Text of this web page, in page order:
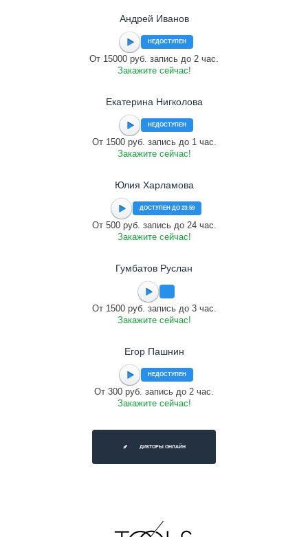
Андрей Иванов
НЕДОСТУПЕН
От 15000 руб. запись до 2 час.
Закажите сейчас!
Екатерина Нигколова
НЕДОСТУПЕН
От 1500 руб. запись до 1 час.
Закажите сейчас!
Юлия Харламова
ДОСТУПЕН ДО 23:59
От 500 руб. запись до 24 час.
Закажите сейчас!
Гумбатов Руслан
От 1500 руб. запись до 3 час.
Закажите сейчас!
Егор Пашнин
НЕДОСТУПЕН
От 300 руб. запись до 2 час.
Закажите сейчас!
ДИКТОРЫ ОНЛАЙН